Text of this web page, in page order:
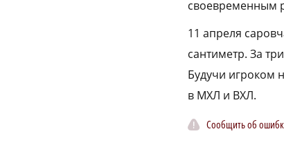
своевременным
11 апреля
сантиметр. За
Будучи игроком
в МХЛ и ВХЛ.
Сообщить об